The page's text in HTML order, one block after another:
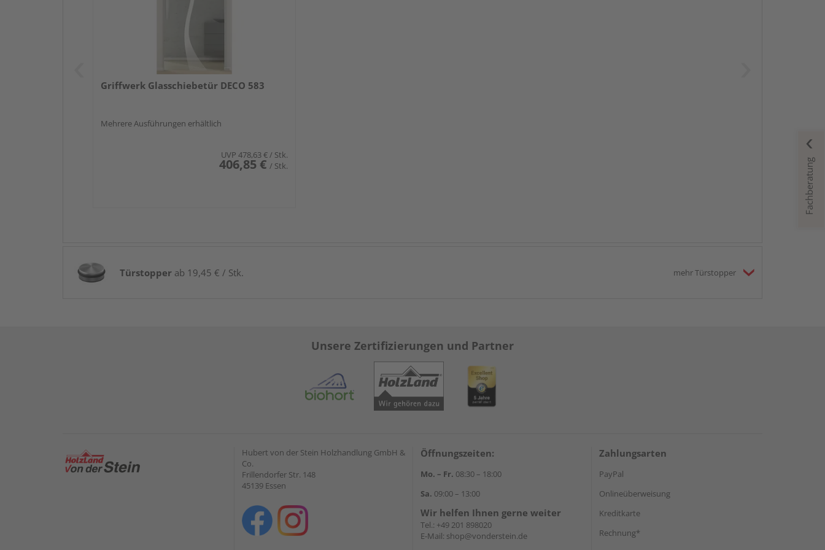
Griffwerk Glasschiebetür DECO 583
Mehrere Ausführungen erhältlich
UVP 478,63 € / Stk.
406,85 € / Stk.
Türstopper ab 19,45 € / Stk. mehr Türstopper
Fachberatung
Unsere Zertifizierungen und Partner
Hubert von der Stein Holzhandlung GmbH &
Co.
Frillendorfer Str. 148
45139 Essen
Öffnungszeiten:
Mo. – Fr. 08:30 – 18:00
Sa. 09:00 – 13:00
Wir helfen Ihnen gerne weiter
Tel.: +49 201 898020
E-Mail: shop@vonderstein.de
Zahlungsarten
PayPal
Onlineüberweisung
Kreditkarte
Rechnung*